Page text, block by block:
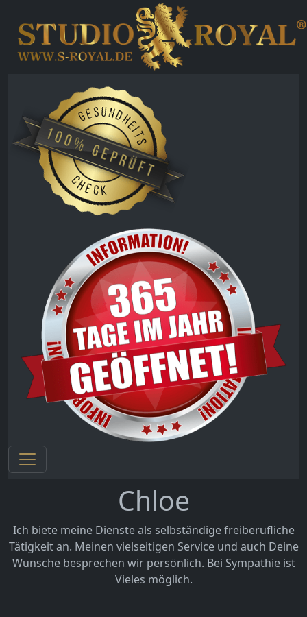
Chloe
Ich biete meine Dienste als selbständige freiberufliche
Tätigkeit an. Meinen vielseitigen Service und auch Deine
Wünsche besprechen wir persönlich. Bei Sympathie ist
Vieles möglich.